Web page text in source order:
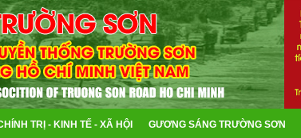
TRỊ - KINH TẾ - XÃ HỘI GƯƠNG SÁNG TRƯỜNG SƠN